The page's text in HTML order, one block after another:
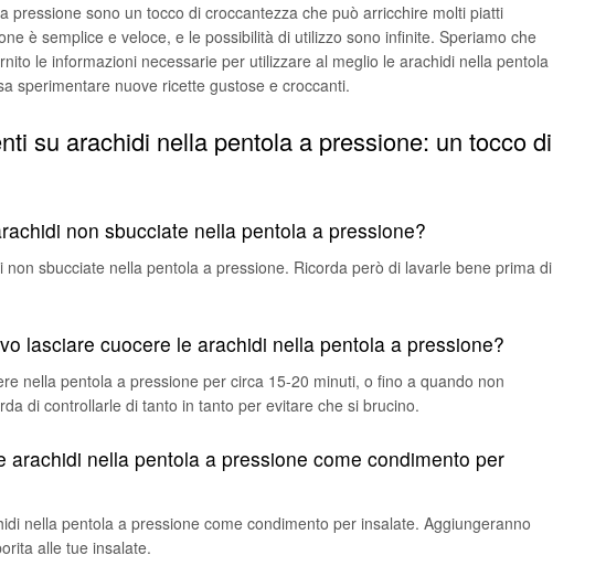
pressione sono un tocco di croccantezza che può arricchire molti piatti
è semplice e veloce, e le possibilità di utilizzo sono infinite. Speriamo che
le informazioni necessarie per utilizzare al meglio le arachidi nella pentola
sperimentare nuove ricette gustose e croccanti.
su arachidi nella pentola a pressione: un tocco di
non sbucciate nella pentola a pressione?
sbucciate nella pentola a pressione. Ricorda però di lavarle bene prima di
lasciare cuocere le arachidi nella pentola a pressione?
nella pentola a pressione per circa 15-20 minuti, o fino a quando non
di controllarle di tanto in tanto per evitare che si brucino.
arachidi nella pentola a pressione come condimento per
nella pentola a pressione come condimento per insalate. Aggiungeranno
alle tue insalate.